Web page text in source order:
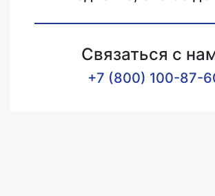
Связаться с
+7 (800) 100-87-